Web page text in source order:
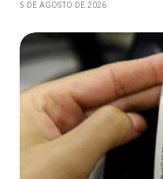
5 DE AGOSTO DE 2026